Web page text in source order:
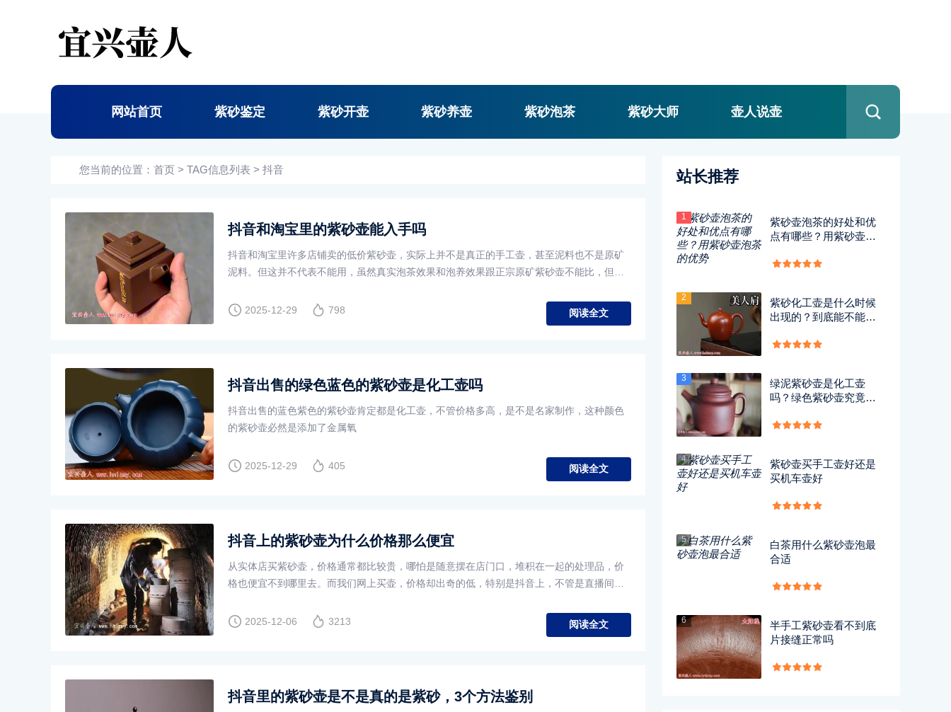
网站首页 紫砂鉴定 紫砂开壶 紫砂养壶 紫砂泡茶 紫砂大师 壶人说壶
您当前的位置： 首页 > TAG信息列表 > 抖音
抖音和淘宝里的紫砂壶能入手吗
抖音和淘宝里许多店铺卖的低价紫砂壶，实际上并不是真正的手工壶，甚至泥料也不是原矿
泥料。但这并不代表不能用，虽然真实泡茶效果和泡养效果跟正宗原矿紫砂壶不能比，但日
2025-12-29
798 阅读全文
抖音出售的绿色蓝色的紫砂壶是化工壶吗
抖音出售的蓝色紫色的紫砂壶肯定都是化工壶，不管价格多高，是不是名家制作，这种颜色
的紫砂壶必然是添加了金属氧
2025-12-29 405 阅读全文
抖音上的紫砂壶为什么价格那么便宜
从实体店买紫砂壶，价格通常都比较贵，哪怕是随意摆在店门口，堆积在一起的处理品，价
格也便宜不到哪里去。而我们网上买壶，价格却出奇的低，特别是抖音上，不管是直播间
2025-12-06
3213 阅读全文
抖音里的紫砂壶是不是真的是紫砂，3个方法鉴别
站长推荐
1
紫砂壶泡茶的好处和优
点有哪些？用紫砂壶泡
2
紫砂化工壶是什么时候
出现的？到底能不能
3
绿泥紫砂壶是化工壶
吗？绿色紫砂壶究竟有
4
紫砂壶买手工壶好还是
买机车壶好
5
白茶用什么紫砂壶泡最
合适
6
半手工紫砂壶看不到底
片接缝正常吗